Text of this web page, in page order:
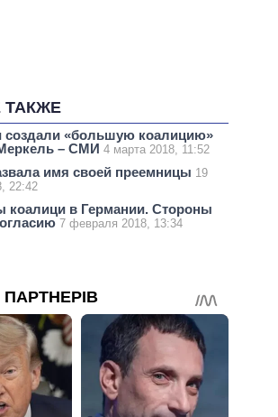
ТАКЖЕ
создали «большую коалицию»
– СМИ 4 марта 2018, 11:52
имя своей преемницы 19
22:42
коалици в Германии. Стороны
7 февраля 2018, 13:34